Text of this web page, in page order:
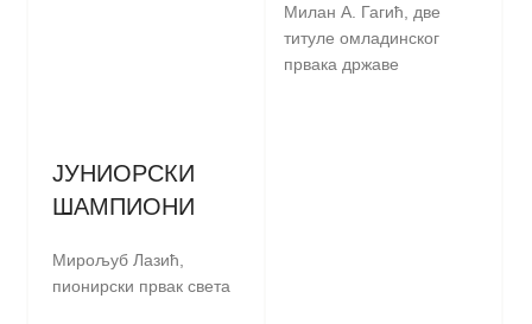
Милан А. Гагић, две
титуле омладинског
првака државе
ЈУНИОРСКИ
ШАМПИОНИ
Мирољуб Лазић,
пионирски првак света